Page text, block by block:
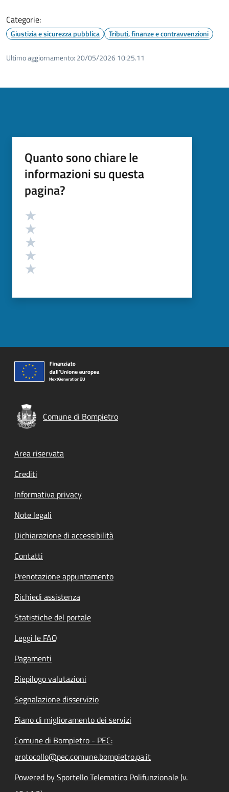
Categorie:
Giustizia e sicurezza pubblica Tributi, finanze e contravvenzioni
Ultimo aggiornamento: 20/05/2026 10:25.11
Quanto sono chiare le
informazioni su questa
pagina?
Valutazione
Comune di Bompietro
Footer menu
Area riservata
Crediti
Informativa privacy
Note legali
Dichiarazione di accessibilità
Contatti
Prenotazione appuntamento
Richiedi assistenza
Statistiche del portale
Leggi le FAQ
Pagamenti
Riepilogo valutazioni
Segnalazione disservizio
Piano di miglioramento dei servizi
Comune di Bompietro - PEC:
protocollo@pec.comune.bompietro.pa.it
Powered by Sportello Telematico Polifunzionale (v.